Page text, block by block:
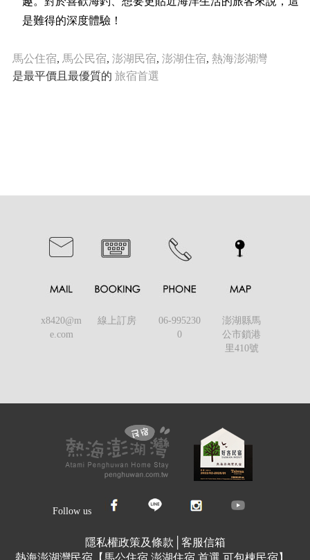
是難得的深度體驗！
馬公住宿, 馬公民宿, 澎湖民宿, 澎湖住宿, 熱海澎湖灣
是最平價且最優質的 旅宿首選
x8420@m
e.com
線上訂房
06-995230
0
澎湖縣馬
公市鎖港
里410號
Follow us
隱私權政策及條款
客服信箱
熱海澎湖灣民宿【馬公住宿 澎湖住宿 首選 可包棟民宿】